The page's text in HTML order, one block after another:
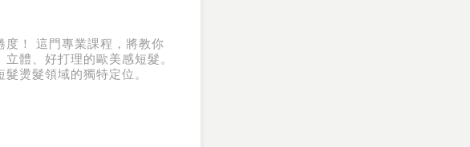
度！ 這門專業課程，將教你
體、好打理的歐美感短髮。
燙髮領域的獨特定位。